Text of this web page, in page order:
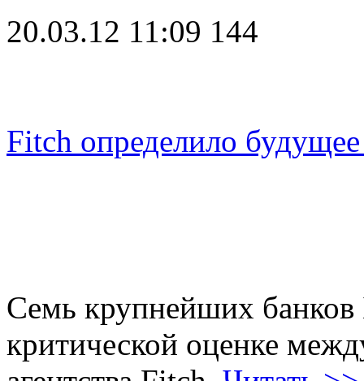
20.03.12 11:09 144
Fitch определило
Семь крупнейших банков
критической оценке